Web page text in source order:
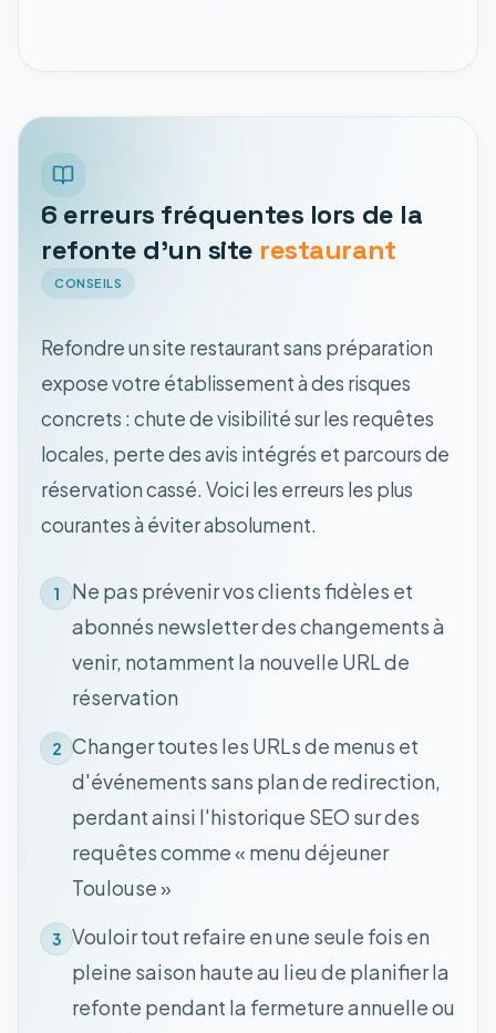
6 erreurs fréquentes lors de la
refonte d'un site restaurant
CONSEILS
Refondre un site restaurant sans préparation
expose votre établissement à des risques
concrets : chute de visibilité sur les requêtes
locales, perte des avis intégrés et parcours de
réservation cassé. Voici les erreurs les plus
courantes à éviter absolument.
1
Ne pas prévenir vos clients fidèles et
abonnés newsletter des changements à
venir, notamment la nouvelle URL de
réservation
2 Changer toutes les URLs de menus et
d'événements sans plan de redirection,
perdant ainsi l'historique SEO sur des
requêtes comme « menu déjeuner
Toulouse »
3 Vouloir tout refaire en une seule fois en
pleine saison haute au lieu de planifier la
refonte pendant la fermeture annuelle ou